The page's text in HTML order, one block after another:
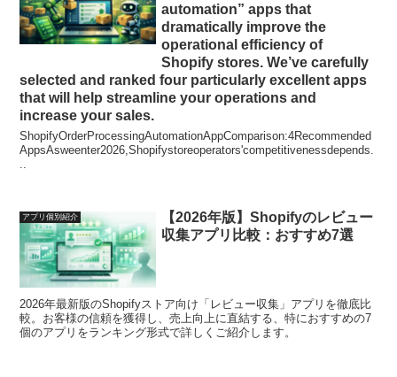
automation” apps that
dramatically improve the
operational efficiency of
Shopify stores. We’ve carefully
selected and ranked four particularly excellent apps
that will help streamline your operations and
increase your sales.
ShopifyOrderProcessingAutomationAppComparison:4Recommended
AppsAsweenter2026,Shopifystoreoperators'competitivenessdepends.
アプリ個別紹介
【2026年版】Shopifyのレビュー
収集アプリ比較：おすすめ7選
2026年最新版のShopifyストア向け「レビュー収集」アプリを徹底比
較。お客様の信頼を獲得し、売上向上に直結する、特におすすめの7
個のアプリをランキング形式で詳しくご紹介します。